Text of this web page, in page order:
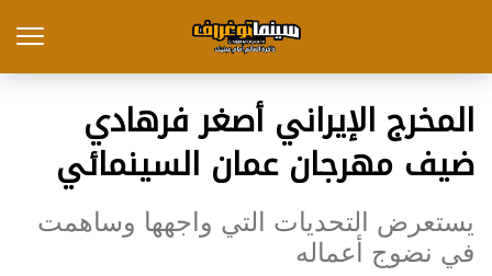
المخرج الإيراني أصغر فرهادي
ضيف مهرجان عمان السينمائي
يستعرض التحديات التي واجهها وساهمت
في نضوج أعماله